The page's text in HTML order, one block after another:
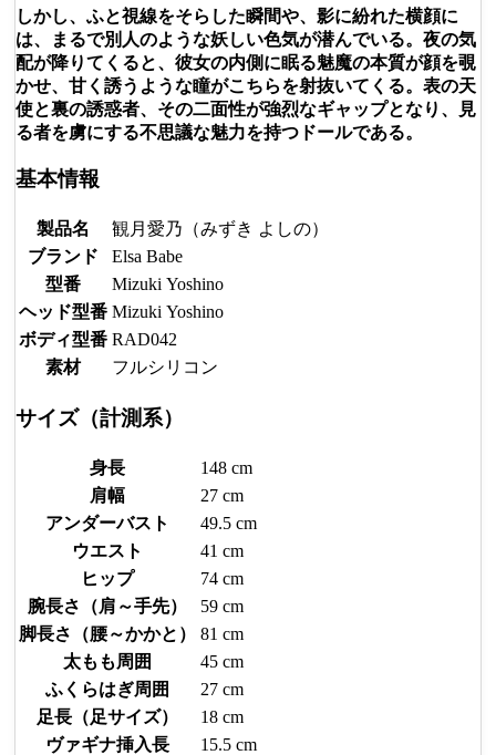
しかし、ふと視線をそらした瞬間や、影に紛れた横顔に
は、まるで別人のような妖しい色気が潜んでいる。夜の気
配が降りてくると、彼女の内側に眠る魅魔の本質が顔を覗
かせ、甘く誘うような瞳がこちらを射抜いてくる。表の天
使と裏の誘惑者、その二面性が強烈なギャップとなり、見
る者を虜にする不思議な魅力を持つドールである。
基本情報
製品名
観月愛乃（みずき よしの）
ブランド
Elsa Babe
型番
Mizuki Yoshino
ヘッド型番 Mizuki Yoshino
ボディ型番 RAD042
素材
フルシリコン
サイズ（計測系）
身長
148 cm
肩幅
27 cm
アンダーバスト
49.5 cm
ウエスト
41 cm
ヒップ
74 cm
腕長さ（肩～手先）
59 cm
脚長さ（腰～かかと）
81 cm
太もも周囲
45 cm
ふくらはぎ周囲
27 cm
足長（足サイズ）
18 cm
ヴァギナ挿入長
15.5 cm